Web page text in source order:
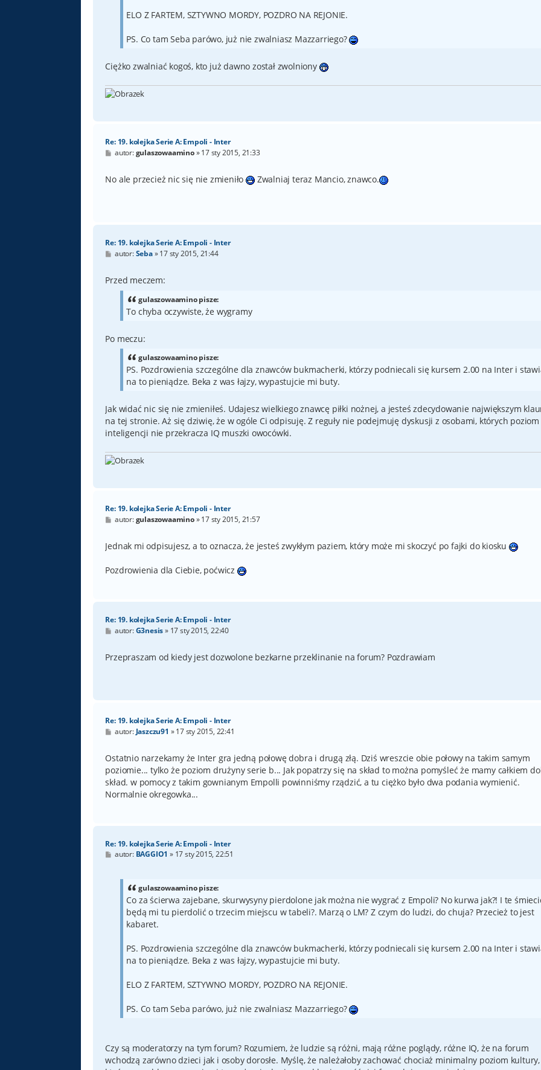
ELO Z FARTEM, SZTYWNO MORDY, POZDRO NA REJONIE.
PS. Co tam Seba parówo, już nie zwalniasz Mazzarriego?
Ciężko zwalniać kogoś, kto już dawno został zwolniony
Re: 19. kolejka Serie A: Empoli - Inter
P
t
autor:gulaszowaamino»17 sty 2015, 21:33
No ale przecież nic się nie zmieniło Zwalniaj teraz Mancio, znawco.
Re: 19. kolejka Serie A: Empoli - Inter
P
t
autor:Seba»17 sty 2015, 21:44
Przed meczem:
gulaszowaamino pisze:
To chyba oczywiste, że wygramy
Po meczu:
gulaszowaamino pisze:
PS. Pozdrowienia szczególne dla znawców bukmacherki, którzy podniecali się kursem 2.00 na Inter i
na to pieniądze. Beka z was łajzy, wypastujcie mi buty.
Jak widać nic się nie zmieniłeś. Udajesz wielkiego znawcę piłki nożnej, a jesteś zdecydowanie największym
na tej stronie. Aż się dziwię, że w ogóle Ci odpisuję. Z reguły nie podejmuję dyskusji z osobami, których poziom
inteligencji nie przekracza IQ muszki owocówki.
Re: 19. kolejka Serie A: Empoli - Inter
P
t
autor:gulaszowaamino»17 sty 2015, 21:57
Jednak mi odpisujesz, a to oznacza, że jesteś zwykłym paziem, który może mi skoczyć po fajki do kiosku
Pozdrowienia dla Ciebie, poćwicz
Re: 19. kolejka Serie A: Empoli - Inter
P
t
autor:G3nesis» 17 sty 2015, 22:40
Przepraszam od kiedy jest dozwolone bezkarne przeklinanie na forum? Pozdrawiam
Re: 19. kolejka Serie A: Empoli - Inter
P
t
autor: Jaszczu91 »17 sty 2015, 22:41
Ostatnio narzekamy że Inter gra jedną połowę dobra i drugą złą. Dziś wreszcie obie połowy na takim samym
poziomie... tylko że poziom drużyny serie b... Jak popatrzy się na skład to można pomyśleć że mamy całkiem
skład. w pomocy z takim gownianym Empolli powinniśmy rządzić, a tu ciężko było dwa podania wymienić.
Normalnie okregowka...
Re: 19. kolejka Serie A: Empoli - Inter
Pautor: BAGGIO1 » 17 sty 2015, 22:51
gulaszowaamino pisze:
Co za ścierwa zajebane, skurwysyny pierdolone jak można nie wygrać z Empoli? No kurwa jak?! I te
będą mi tu pierdolić o trzecim miejscu w tabeli?. Marzą o LM? Z czym do ludzi, do chuja? Przecież to jest
kabaret.
PS. Pozdrowienia szczególne dla znawców bukmacherki, którzy podniecali się kursem 2.00 na Inter i
na to pieniądze. Beka z was łajzy, wypastujcie mi buty.
ELO Z FARTEM, SZTYWNO MORDY, POZDRO NA REJONIE.
PS. Co tam Seba parówo, już nie zwalniasz Mazzarriego?
Czy są moderatorzy na tym forum? Rozumiem, że ludzie są różni, mają różne poglądy, różne IQ, że na forum
wchodzą zarówno dzieci jak i osoby dorosłe. Myślę, że należałoby zachować chociaż minimalny poziom